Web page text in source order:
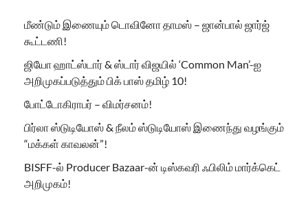
மீண்டும் இணையும் டொவினோ தாமஸ் – ஜான்பால் ஜார்ஜ்
கூட்டணி!
ஜியோ ஹாட்ஸ்டார் & ஸ்டார் விஜயில் ‘Common Man’-ஐ
அறிமுகப்படுத்தும் பிக் பாஸ் தமிழ் 10!
போட்டோகிராபர் – விமர்சனம்!
பிர்லா ஸ்டுடியோஸ் & நீலம் ஸ்டுடியோஸ் இணைந்து வழங்கும்
“மக்கள் காவலன்”!
BISFF-ல் Producer Bazaar-ன் டிஸ்கவரி ஃபிலிம் மார்க்கெட்
அறிமுகம்!